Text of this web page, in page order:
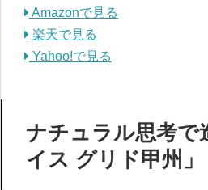
Amazonで見る
楽天で見る
Yahoo!で見る
ナチュラル思考で
イス グリド甲州」